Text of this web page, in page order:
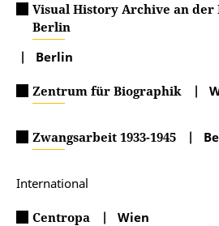
Visual History Archive an
Berlin
| Berlin
Zentrum für Biographik |
Zwangsarbeit 1933-1945 |
International
Centropa | Wien